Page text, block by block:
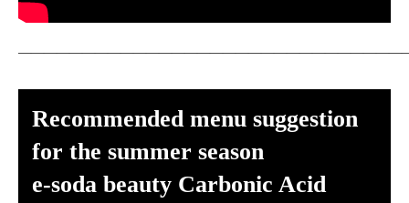
Recommended menu suggestion
for the summer season
e-soda beauty Carbonic Acid